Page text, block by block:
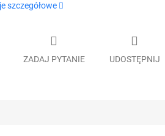
szczegółowe
ZADAJ PYTANIE UDOSTĘPNIJ